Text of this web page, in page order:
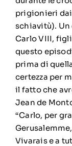
prigionieri
schiavitù). Un
Carlo VIII,
questo
prima di
certezza per
il fatto che
Jean de
“Carlo, per
Vivarais e a